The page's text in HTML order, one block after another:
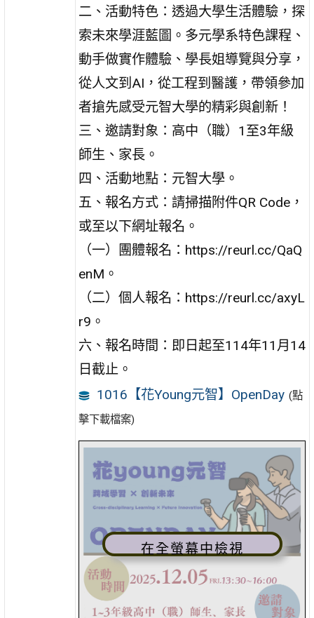
二、活動特色：透過大學生活體驗，探
索未來學涯藍圖。多元學系特色課程、
動手做實作體驗、學長姐導覽與分享，
從人文到AI，從工程到醫護，帶領參加
者搶先感受元智大學的精彩與創新！
三、邀請對象：高中（職）1至3年級
師生、家長。
四、活動地點：元智大學。
五、報名方式：請掃描附件QR Code，
或至以下網址報名。
（一）團體報名：https://reurl.cc/QaQ
enM。
（二）個人報名：https://reurl.cc/axyL
r9。
六、報名時間：即日起至114年11月14
日截止。
1016【花Young元智】OpenDay (點
擊下載檔案)
在全螢幕中檢視